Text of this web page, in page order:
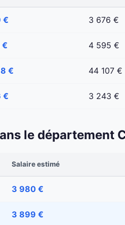
€ 3 676 €
€ 4 595 €
€ 44 107 €
€ 3 243 €
le département
Salaire estimé
3 980 €
3 899 €